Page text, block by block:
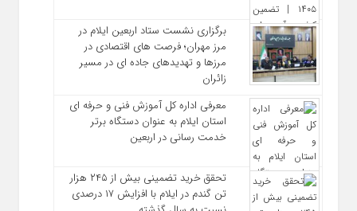
برگزاری نشست ستاد اربعین ایلام در
مرز مهران؛ فرصت‌ های اقتصادی در
مرزها و تهدیدهای جاده‌ ای در مسیر
زائران
معرفی اداره کل آموزش فنی و حرفه‌ ای
استان ایلام به‌ عنوان دستگاه برتر
خدمت‌ رسانی در اربعین
تحقق خرید تضمینی بیش از ۲۴۵ هزار
تن گندم در ایلام با افزایش ۱۷ درصدی